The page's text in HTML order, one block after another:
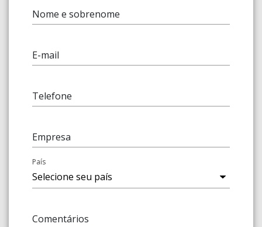
Nome e sobrenome
E-mail
Telefone
Empresa
País
Comentários